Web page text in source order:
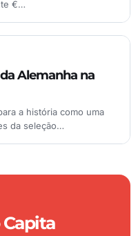
€…
Alemanha na
a história como uma
da seleção…